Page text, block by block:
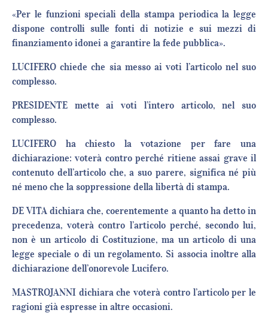
«Per le funzioni speciali della stampa periodica la legge
dispone controlli sulle fonti di notizie e sui mezzi di
finanziamento idonei a garantire la fede pubblica».
LUCIFERO chiede che sia messo ai voti l’articolo nel suo
complesso.
PRESIDENTE mette ai voti l’intero articolo, nel suo
complesso.
LUCIFERO ha chiesto la votazione per fare una
dichiarazione: voterà contro perché ritiene assai grave il
contenuto dell’articolo che, a suo parere, significa né più
né meno che la soppressione della libertà di stampa.
DE VITA dichiara che, coerentemente a quanto ha detto in
precedenza, voterà contro l’articolo perché, secondo lui,
non è un articolo di Costituzione, ma un articolo di una
legge speciale o di un regolamento. Si associa inoltre alla
dichiarazione dell’onorevole Lucifero.
MASTROJANNI dichiara che voterà contro l’articolo per le
ragioni già espresse in altre occasioni.